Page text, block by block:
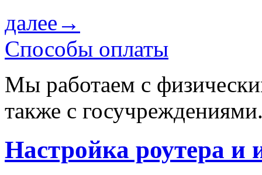
далее→
Способы оплаты
Мы работаем с
также с
Настройка роутера и